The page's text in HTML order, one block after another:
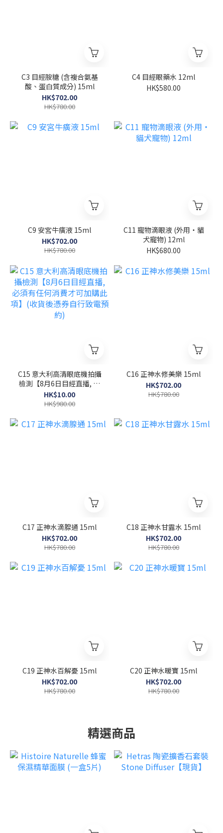
C3 目經胺糖 (含複合氨基
酸、蛋白質成分) 15ml
HK$702.00
HK$780.00
C4 目經眼藥水 12ml
HK$580.00
C9 安宮牛癀液 15ml
HK$702.00
HK$780.00
C11 寵物滴眼液 (外用・貓
犬寵物) 12ml
HK$680.00
C15 意大利高清眼底機拍攝
檢測【8月6日目經直播, 必
須有任何消費才可加購此
項】(收貨後憑券自行致電
HK$10.00
HK$980.00
C16 正神水修美樂 15ml
HK$702.00
HK$780.00
C17 正神水滴腺通 15ml
HK$702.00
HK$780.00
C18 正神水甘露水 15ml
HK$702.00
HK$780.00
C19 正神水百解憂 15ml
HK$702.00
HK$780.00
C20 正神水暖寶 15ml
HK$702.00
HK$780.00
精選商品